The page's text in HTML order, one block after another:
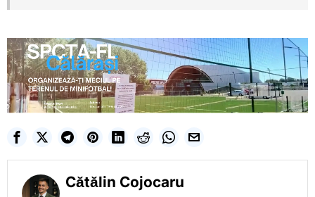
Cătălin Cojocaru